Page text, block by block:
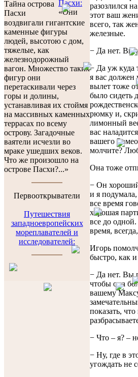
Пасхи:
«Они
воздвигали гигантские
каменные фигуры
людей, высотою с дом,
тяжелые, как
железнодорожный
вагон. Множество таких
фигур они
перетаскивали через
горы и долины,
устанавливая их стоймя
на массивных каменных
террасах по всему
острову. Загадочные
ваятели исчезли во
мраке ушедших веков.
Что же произошло на
острове Пасхи?...»
Первооткрыватели
Путешествия
западноевропейских
мореплавателей и
исследователей:
разозлился
этот ваш
всего, так
железные.
− Да нет. Вы
− Да уж куда
я вас должен
вылет тоже
было сидеть
рюмку и,
лимонный
вас
вашего
молчите?
Она тоже
− Он
и я
все время
хорошая
все до
время,
Игорь
быстро, как
− Да нет. Вы
чтобы она
вашему
показать,
− Что – я? –
− Ну, где в
угождать не